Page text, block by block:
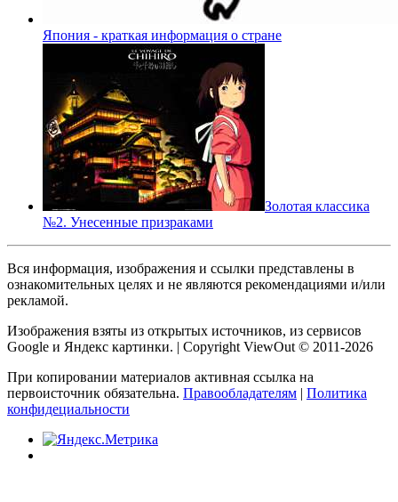
Япония - краткая информация о стране
Золотая классика
№2. Унесенные призраками
Вся информация, изображения и ссылки представлены в
ознакомительных целях и не являются рекомендациями и/или
рекламой.
Изображения взяты из открытых источников, из сервисов
Google и Яндекс картинки. | Copyright ViewOut © 2011-2026
При копировании материалов активная ссылка на
первоисточник обязательна. Правообладателям | Политика
конфидециальности